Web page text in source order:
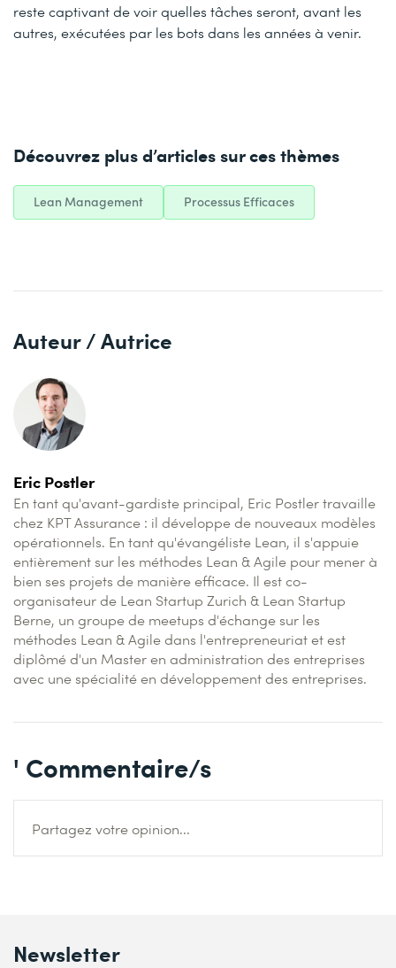
reste captivant de voir quelles tâches seront, avant les
autres, exécutées par les bots dans les années à venir.
Découvrez plus d’articles sur ces thèmes
Lean Management Processus Efficaces
Auteur / Autrice
Eric Postler
En tant qu'avant-gardiste principal, Eric Postler travaille
chez KPT Assurance : il développe de nouveaux modèles
opérationnels. En tant qu'évangéliste Lean, il s'appuie
entièrement sur les méthodes Lean & Agile pour mener à
bien ses projets de manière efficace. Il est co-
organisateur de Lean Startup Zurich & Lean Startup
Berne, un groupe de meetups d'échange sur les
méthodes Lean & Agile dans l'entrepreneuriat et est
diplômé d'un Master en administration des entreprises
avec une spécialité en développement des entreprises.
' Commentaire/s
Partagez votre opinion...
Newsletter